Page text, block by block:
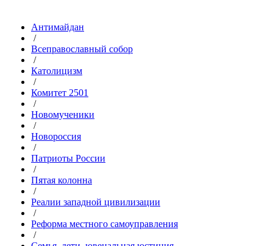
Антимайдан
/
Всеправославный собор
/
Католицизм
/
Комитет 2501
/
Новомученики
/
Новороссия
/
Патриоты России
/
Пятая колонна
/
Реалии западной цивилизации
/
Реформа местного самоуправления
/